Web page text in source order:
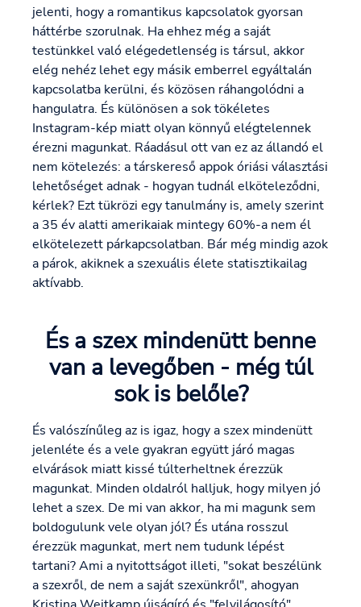
jelenti, hogy a romantikus kapcsolatok gyorsan
háttérbe szorulnak. Ha ehhez még a saját
testünkkel való elégedetlenség is társul, akkor
elég nehéz lehet egy másik emberrel egyáltalán
kapcsolatba kerülni, és közösen ráhangolódni a
hangulatra. És különösen a sok tökéletes
Instagram-kép miatt olyan könnyű elégtelennek
érezni magunkat. Ráadásul ott van ez az állandó el
nem kötelezés: a társkereső appok óriási választási
lehetőséget adnak - hogyan tudnál elköteleződni,
kérlek? Ezt tükrözi egy tanulmány is, amely szerint
a 35 év alatti amerikaiak mintegy 60%-a nem él
elkötelezett párkapcsolatban. Bár még mindig azok
a párok, akiknek a szexuális élete statisztikailag
aktívabb.
És a szex mindenütt benne
van a levegőben - még túl
sok is belőle?
És valószínűleg az is igaz, hogy a szex mindenütt
jelenléte és a vele gyakran együtt járó magas
elvárások miatt kissé túlterheltnek érezzük
magunkat. Minden oldalról halljuk, hogy milyen jó
lehet a szex. De mi van akkor, ha mi magunk sem
boldogulunk vele olyan jól? És utána rosszul
érezzük magunkat, mert nem tudunk lépést
tartani? Ami a nyitottságot illeti, "sokat beszélünk
a szexről, de nem a saját szexünkről", ahogyan